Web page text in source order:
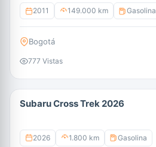
2011 149.000 km Gasolina
Bogotá
777 Vistas
Subaru Cross Trek 2026
2026 1.800 km Gasolina